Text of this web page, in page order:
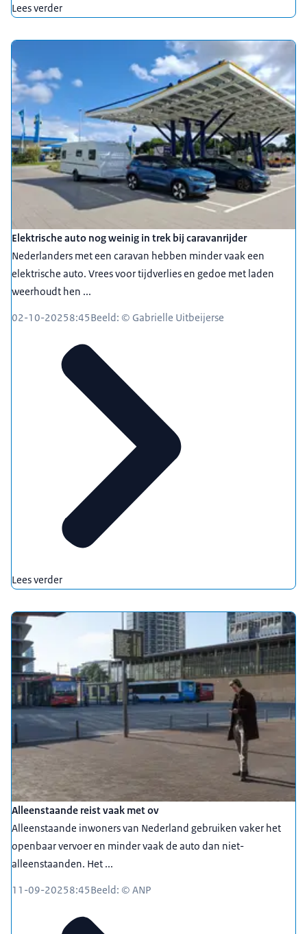
Lees verder
Elektrische auto nog weinig in trek bij caravanrijder
Nederlanders met een caravan hebben minder vaak een
elektrische auto. Vrees voor tijdverlies en gedoe met laden
weerhoudt hen ...
02-10-20258:45Beeld: © Gabrielle Uitbeijerse
Lees verder
Alleenstaande reist vaak met ov
Alleenstaande inwoners van Nederland gebruiken vaker het
openbaar vervoer en minder vaak de auto dan niet-
alleenstaanden. Het ...
11-09-20258:45Beeld: © ANP